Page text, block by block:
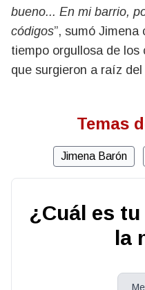
bueno... En mi barrio,
códigos”, sumó
tiempo orgullosa de
que surgieron a raíz del
Temas
Jimena Barón
¿Cuál es
la